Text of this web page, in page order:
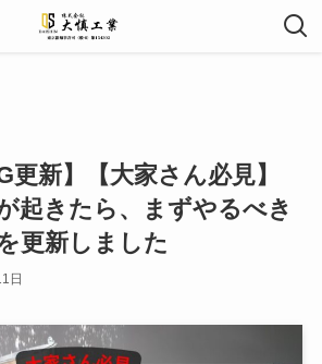
更新】【大家さん必見】
起きたら、まずやるべき
更新しました
日